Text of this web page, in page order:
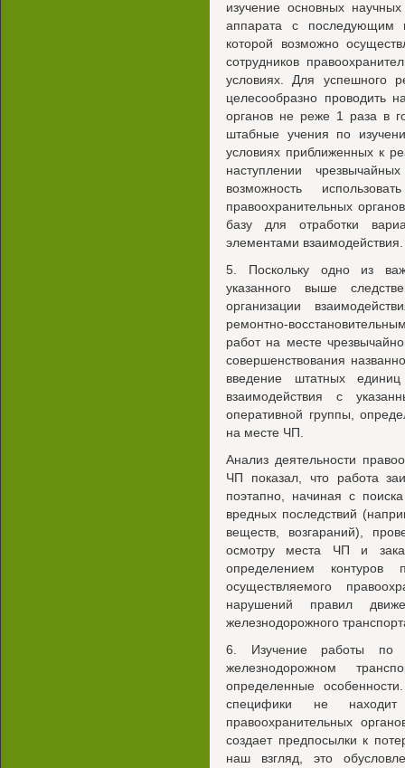
изучение основных
аппарата с
которой возможно
сотрудников
условиях. Для успешного
целесообразно проводить
органов не реже 1 раза в
штабные учения по
условиях приближенных к
наступлении
возможность
правоохранительных
базу для отработки
элементами взаимодействия.
5. Поскольку одно из
указанного выше
организации
ремонтно-
работ на месте
совершенствования
введение штатных
взаимодействия с
оперативной группы,
на месте ЧП.
Анализ деятельности
ЧП показал, что работа
поэтапно, начиная с
вредных последствий
веществ, возгараний),
осмотру места ЧП и
определением
осуществляемого
нарушений правил
железнодорожного
6. Изучение работы
железнодорожном
определенные
специфики не
правоохранительных
создает предпосылки к
наш взгляд, это